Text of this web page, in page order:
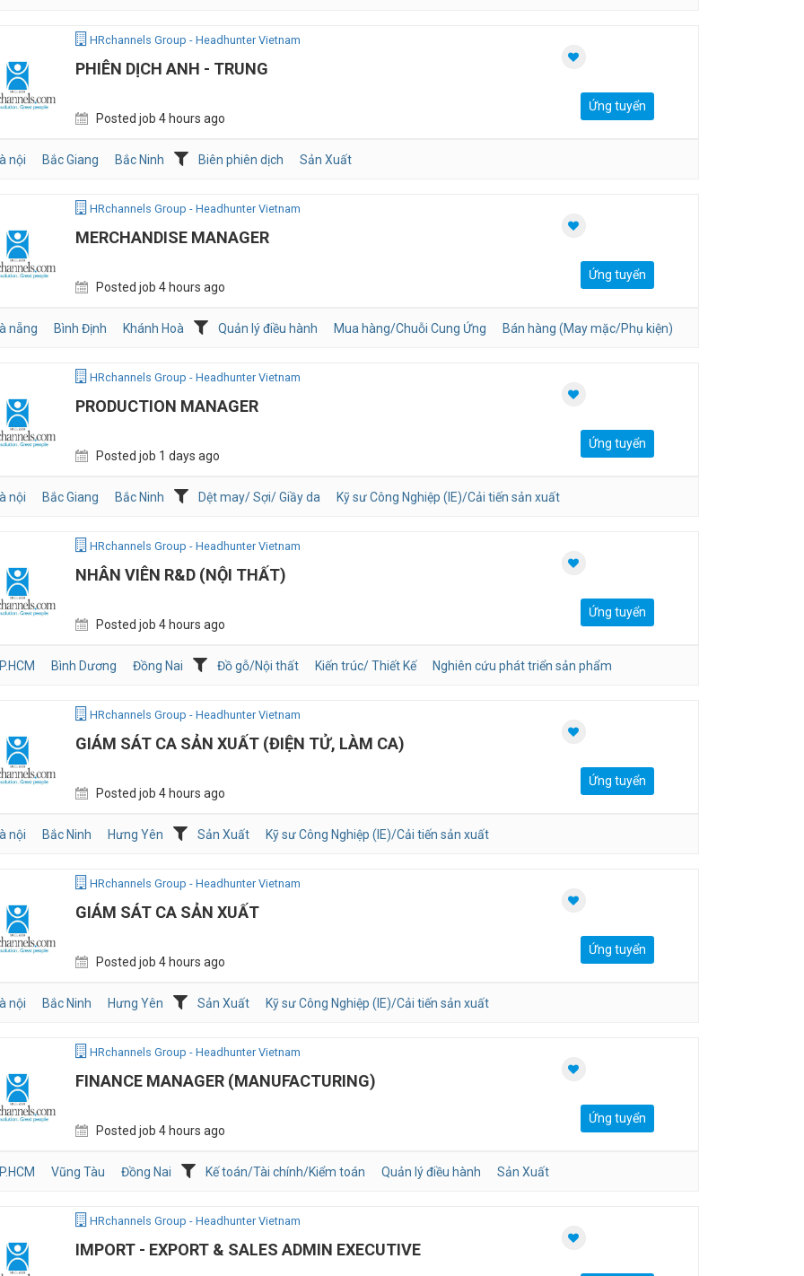
HRchannels Group - Headhunter Vietnam
PHIÊN DỊCH ANH - TRUNG
Posted job 4 hours ago
Ứng tuyển
nội Bắc Giang Bắc Ninh Biên phiên dịch Sản Xuất
HRchannels Group - Headhunter Vietnam
MERCHANDISE MANAGER
Posted job 4 hours ago
Ứng tuyển
nẵng Bình Định Khánh Hoà Quản lý điều hành Mua hàng/Chuỗi Cung Ứng Bán hàng (May mặc/Phụ kiện)
HRchannels Group - Headhunter Vietnam
PRODUCTION MANAGER
Posted job 1 days ago
Ứng tuyển
nội Bắc Giang Bắc Ninh Dệt may/ Sợi/ Giầy da Kỹ sư Công Nghiệp (IE)/Cải tiến sản xuất
HRchannels Group - Headhunter Vietnam
NHÂN VIÊN R&D (NỘI THẤT)
Posted job 4 hours ago
Ứng tuyển
Bình Dương Đồng Nai Đồ gỗ/Nội thất Kiến trúc/ Thiết Kế Nghiên cứu phát triển sản phẩm
HRchannels Group - Headhunter Vietnam
GIÁM SÁT CA SẢN XUẤT (ĐIỆN TỬ, LÀM CA)
Posted job 4 hours ago
Ứng tuyển
nội Bắc Ninh Hưng Yên Sản Xuất Kỹ sư Công Nghiệp (IE)/Cải tiến sản xuất
HRchannels Group - Headhunter Vietnam
GIÁM SÁT CA SẢN XUẤT
Posted job 4 hours ago
Ứng tuyển
nội Bắc Ninh Hưng Yên Sản Xuất Kỹ sư Công Nghiệp (IE)/Cải tiến sản xuất
HRchannels Group - Headhunter Vietnam
FINANCE MANAGER (MANUFACTURING)
Posted job 4 hours ago
Ứng tuyển
Vũng Tàu Đồng Nai Kế toán/Tài chính/Kiểm toán Quản lý điều hành Sản Xuất
HRchannels Group - Headhunter Vietnam
IMPORT - EXPORT & SALES ADMIN EXECUTIVE